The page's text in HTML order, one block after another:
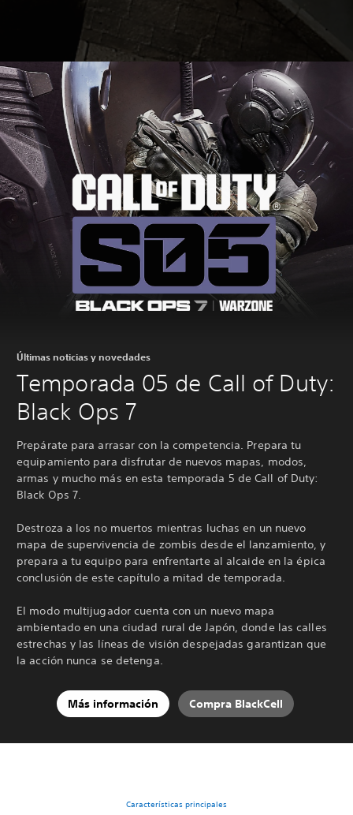
Últimas noticias y novedades
Temporada 05 de Call of Duty:
Black Ops 7
Prepárate para arrasar con la competencia. Prepara tu
equipamiento para disfrutar de nuevos mapas, modos,
armas y mucho más en esta temporada 5 de Call of Duty:
Black Ops 7.
Destroza a los no muertos mientras luchas en un nuevo
mapa de supervivencia de zombis desde el lanzamiento, y
prepara a tu equipo para enfrentarte al alcaide en la épica
conclusión de este capítulo a mitad de temporada.
El modo multijugador cuenta con un nuevo mapa
ambientado en una ciudad rural de Japón, donde las calles
estrechas y las líneas de visión despejadas garantizan que
la acción nunca se detenga.
Más información Compra BlackCell
Características principales